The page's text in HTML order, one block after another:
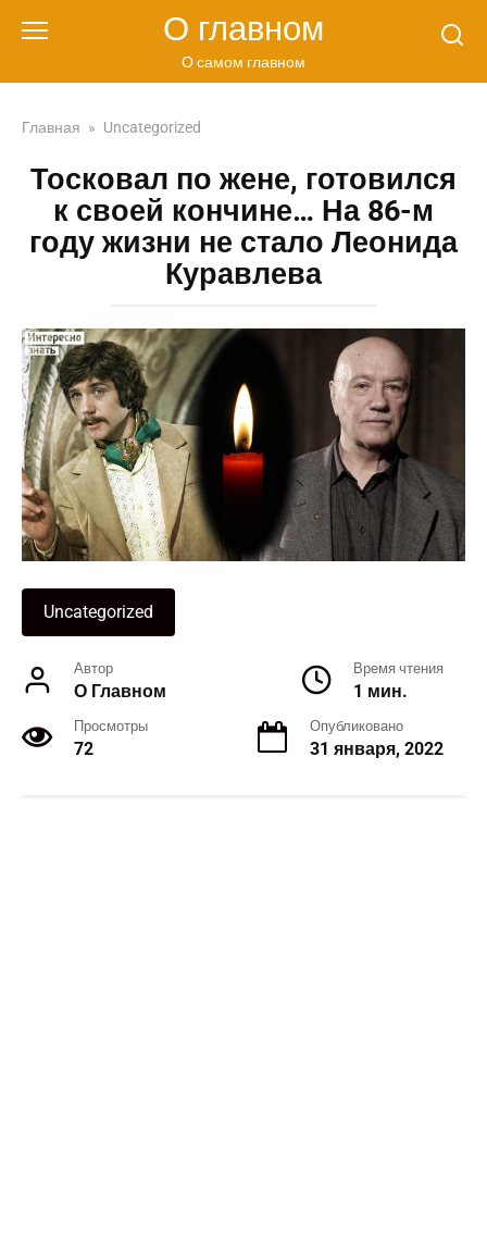
О главном
О самом главном
Главная » Uncategorized
Тосковал по жене, готовился
к своей кончине… На 86-м
году жизни не стало Леонида
Куравлева
Uncategorized
Автор
О Главном
Время чтения
1 мин.
Просмотры
72
Опубликовано
31 января, 2022